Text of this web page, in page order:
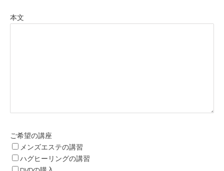
本文
ご希望の講座
メンズエステの講習
ハグヒーリングの講習